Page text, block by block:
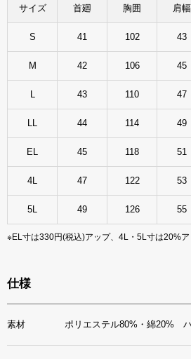
サイズ 首廻 胸囲 肩幅
S 41 102 43
M 42 106 45
43 110 47
44 114 49
EL 45 118 51
4L 47 122 53
5L 49 126 55
※EL寸は330円(税込)アップ、4L・5L寸は20%ア
仕様
素材 ポリエステル80%・綿20%